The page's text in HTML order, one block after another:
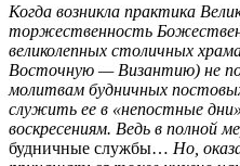
Когда возникла практика
торжественность
великолепных столичных
Восточную — Византию) не
молитвам будничных
служить ее в «непостные
воскресениям. Ведь в полной
будничные службы… Но,